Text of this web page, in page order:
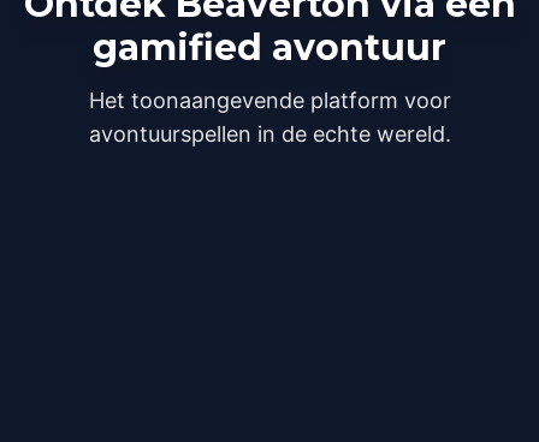
gamified avontuur
Het toonaangevende platform voor
avontuurspellen in de echte wereld.